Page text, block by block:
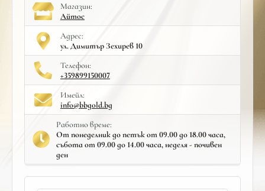
Mагазин:
Айтос
Адрес:
ул. Димитър Зехирев 10
Телефон:
+359899150007
Имейл:
info@bbgold.bg
Работно време:
От понеделник до петък от 09.00 до 18.00 часа,
събота от 09.00 до 14.00 часа, неделя - почивен
ден